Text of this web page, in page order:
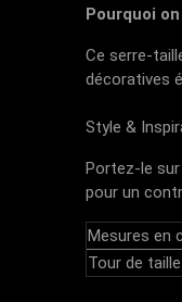
Pourquoi on
Ce serre-
décoratives
Style &
Portez-le
pour un
Mesures en
Tour de taille